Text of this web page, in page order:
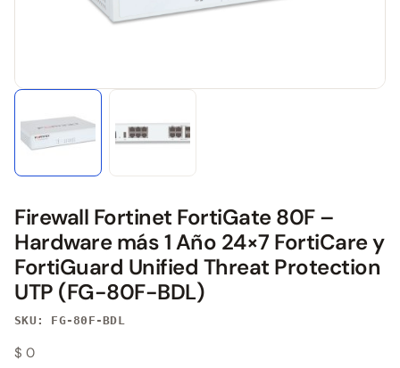
Firewall Fortinet FortiGate 80F –
Hardware más 1 Año 24×7 FortiCare y
FortiGuard Unified Threat Protection
UTP (FG-80F-BDL)
SKU: FG-80F-BDL
$ 0